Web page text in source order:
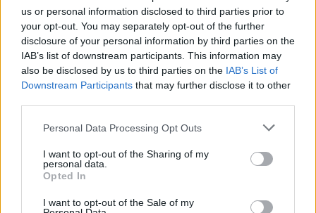
us or personal information disclosed to third parties prior to
your opt-out. You may separately opt-out of the further
disclosure of your personal information by third parties on the
IAB’s list of downstream participants. This information may
also be disclosed by us to third parties on the IAB’s List of
Downstream Participants that may further disclose it to other
Personal Data Processing Opt Outs
I want to opt-out of the Sharing of my
personal data.
Opted In
I want to opt-out of the Sale of my
αποζημιώσεις. Ο Θέμης Καμμένος υποστηρίζει ότι
οι οικονομικές ενισχύσεις που είχαν αρχικά
ανακοινωθεί διαφέρουν από τα ποσά που τελικά
έχουν καταβληθεί, ενώ επισημαίνει ότι οι
περισσότεροι κτηνοτρόφοι παραμένουν
απλήρωτοι για το γάλα που δεν μπόρεσαν να
διαθέσουν από τα μέσα Μαρτίου.
Όπως αναφέρει, πολλοί παραγωγοί επιβιώνουν
χάρη στη στήριξη συνεταιρισμών, εμπόρων
συνεχίζουν να τους πιστώνουν προϊόντα και